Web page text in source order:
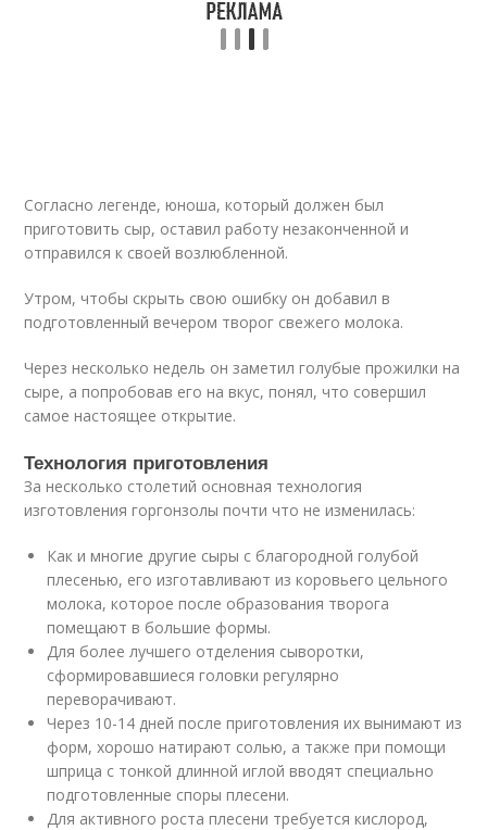
Согласно легенде, юноша, который должен был
приготовить сыр, оставил работу незаконченной и
отправился к своей возлюбленной.
Утром, чтобы скрыть свою ошибку он добавил в
подготовленный вечером творог свежего молока.
Через несколько недель он заметил голубые прожилки на
сыре, а попробовав его на вкус, понял, что совершил
самое настоящее открытие.
Технология приготовления
За несколько столетий основная технология
изготовления горгонзолы почти что не изменилась:
Как и многие другие сыры с благородной голубой
плесенью, его изготавливают из коровьего цельного
молока, которое после образования творога
помещают в большие формы.
Для более лучшего отделения сыворотки,
сформировавшиеся головки регулярно
переворачивают.
Через 10-14 дней после приготовления их вынимают из
форм, хорошо натирают солью, а также при помощи
шприца с тонкой длинной иглой вводят специально
подготовленные споры плесени.
Для активного роста плесени требуется кислород,